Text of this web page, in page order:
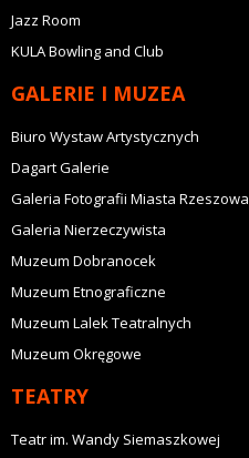
Jazz Room
KULA Bowling and Club
GALERIE I MUZEA
Biuro Wystaw Artystycznych
Dagart Galerie
Galeria Fotografii Miasta Rzeszowa
Galeria Nierzeczywista
Muzeum Dobranocek
Muzeum Etnograficzne
Muzeum Lalek Teatralnych
Muzeum Okręgowe
TEATRY
Teatr im. Wandy Siemaszkowej